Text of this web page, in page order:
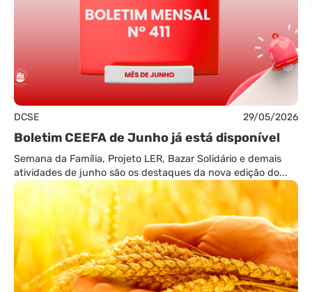
DCSE 29/05/2026
Boletim CEEFA de Junho já está disponível
Semana da Família, Projeto LER, Bazar Solidário e demais
atividades de junho são os destaques da nova edição do...